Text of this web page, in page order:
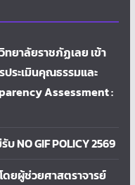
ยาลัยราชภัฏเลย เข้า
ระเมินคุณธรรมและ
Assessment :
NO GIF POLICY 2569
ดยผู้ช่วยศาสตราจารย์